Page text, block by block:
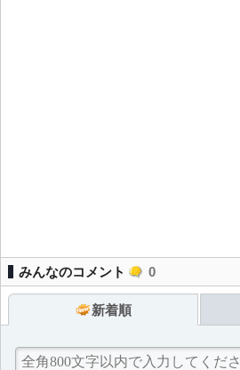
みんなのコメント 0
新着順